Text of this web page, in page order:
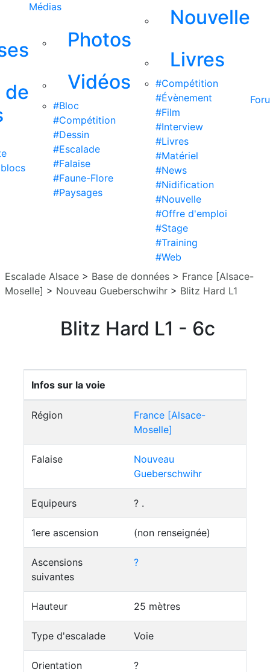
de
Médias
Photos
Vidéos
#Bloc
#Compétition
#Dessin
#Escalade
#Falaise
#Faune-Flore
#Paysages
Nouvelle
Livres
#Compétition
#Évènement
#Film
#Interview
#Livres
#Matériel
#News
#Nidification
#Nouvelle
#Offre d'emploi
#Stage
#Training
#Web
Escalade Alsace > Base de données > France [Alsace-
Moselle] > Nouveau Gueberschwihr > Blitz Hard L1
Blitz Hard L1 - 6c
Infos sur la voie
Région
France [Alsace-
Moselle]
Falaise
Nouveau
Gueberschwihr
Equipeurs ? .
1ere ascension (non renseignée)
Ascensions
suivantes
?
Hauteur 25 mètres
Type d'escalade Voie
Orientation ?